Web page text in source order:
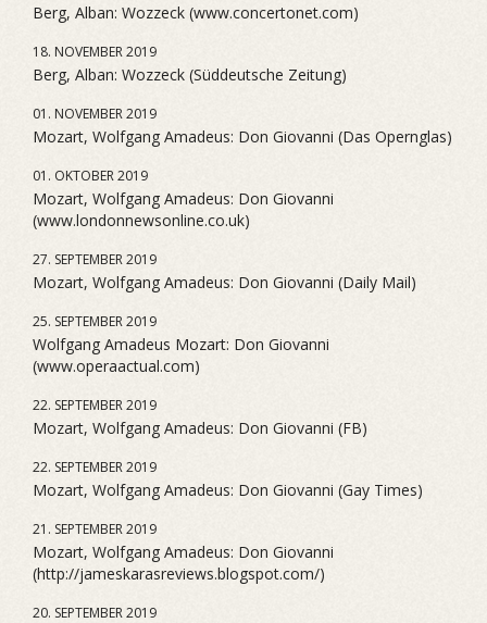
Berg, Alban: Wozzeck (www.concertonet.com)
18. NOVEMBER 2019
Berg, Alban: Wozzeck (Süddeutsche Zeitung)
01. NOVEMBER 2019
Mozart, Wolfgang Amadeus: Don Giovanni (Das Opernglas)
01. OKTOBER 2019
Mozart, Wolfgang Amadeus: Don Giovanni
(www.londonnewsonline.co.uk)
27. SEPTEMBER 2019
Mozart, Wolfgang Amadeus: Don Giovanni (Daily Mail)
25. SEPTEMBER 2019
Wolfgang Amadeus Mozart: Don Giovanni
(www.operaactual.com)
22. SEPTEMBER 2019
Mozart, Wolfgang Amadeus: Don Giovanni (FB)
22. SEPTEMBER 2019
Mozart, Wolfgang Amadeus: Don Giovanni (Gay Times)
21. SEPTEMBER 2019
Mozart, Wolfgang Amadeus: Don Giovanni
(http://jameskarasreviews.blogspot.com/)
20. SEPTEMBER 2019